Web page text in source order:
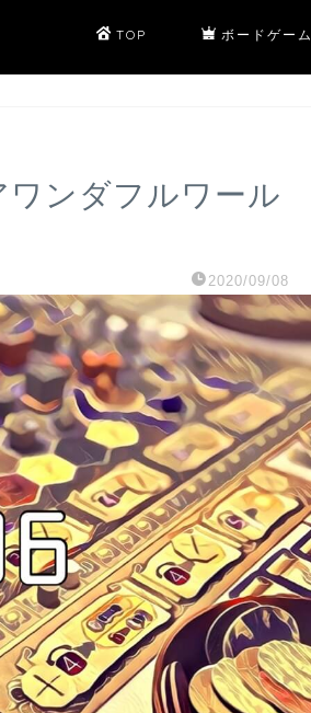
TOP ボードゲーム
ンダフルワール
2020/09/08